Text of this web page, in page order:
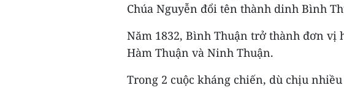
Chúa Nguyễn đổi tên thành dinh Bình
Năm 1832, Bình Thuận trở thành đơn
Hàm Thuận và Ninh Thuận.
Trong 2 cuộc kháng chiến, dù chịu